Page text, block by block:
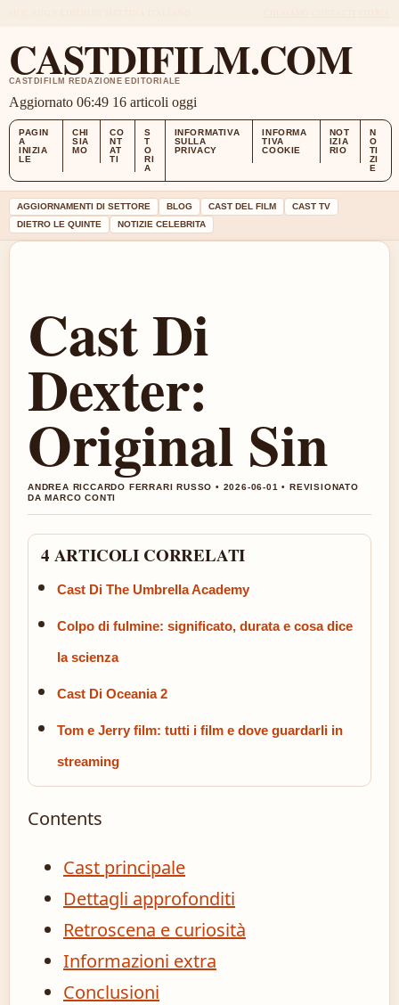
CASTDIFILM.COM
CASTDIFILM REDAZIONE EDITORIALE
Aggiornato 06:49 16 articoli oggi
PAGIN
A
INIZIA
LE
CHI
SIA
MO
CO
NT
AT
TI
S
T
O
RI
A
INFORMATIVA
SULLA
PRIVACY
INFORMA
TIVA
COOKIE
NOT
IZIA
RIO
N
O
TI
ZI
E
AGGIORNAMENTI DI SETTORE BLOG CAST DEL FILM
CAST TV
DIETRO LE QUINTE
NOTIZIE CELEBRITA
Cast Di
Dexter:
Original Sin
ANDREA RICCARDO FERRARI RUSSO • 2026-06-01 • REVISIONATO
DA MARCO CONTI
4 ARTICOLI CORRELATI
Cast Di The Umbrella Academy
Colpo di fulmine: significato, durata e cosa dice
la scienza
Cast Di Oceania 2
Tom e Jerry film: tutti i film e dove guardarli in
streaming
Contents
Cast principale
Dettagli approfonditi
Retroscena e curiosità
Informazioni extra
Conclusioni